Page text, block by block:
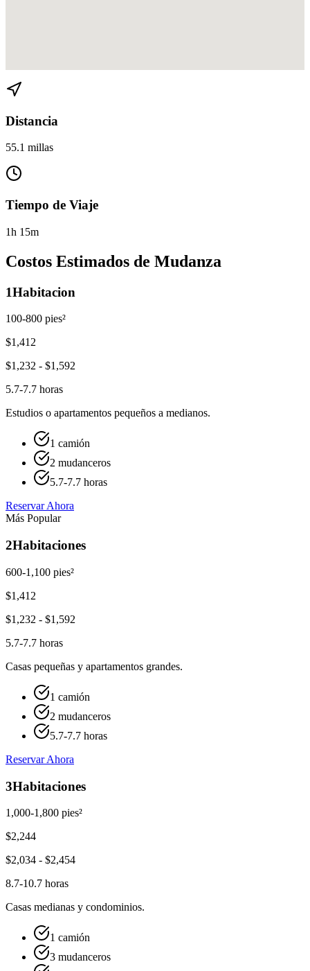
Distancia
55.1 millas
Tiempo de Viaje
1h 15m
Costos Estimados de Mudanza
1Habitacion
100-800 pies²
$1,412
$1,232 - $1,592
5.7-7.7 horas
Estudios o apartamentos pequeños a medianos.
1 camión
2 mudanceros
5.7-7.7 horas
Reservar Ahora
Más Popular
2Habitaciones
600-1,100 pies²
$1,412
$1,232 - $1,592
5.7-7.7 horas
Casas pequeñas y apartamentos grandes.
1 camión
2 mudanceros
5.7-7.7 horas
Reservar Ahora
3Habitaciones
1,000-1,800 pies²
$2,244
$2,034 - $2,454
8.7-10.7 horas
Casas medianas y condominios.
1 camión
3 mudanceros